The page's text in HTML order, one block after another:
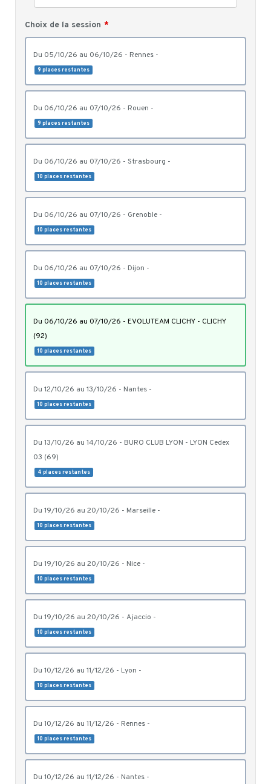
Choix de la session
du 05/10/26 au 06/10/26 - Rennes -
9 places restantes
du 06/10/26 au 07/10/26 - Rouen -
9 places restantes
du 06/10/26 au 07/10/26 - Strasbourg -
10 places restantes
du 06/10/26 au 07/10/26 - Grenoble -
10 places restantes
du 06/10/26 au 07/10/26 - Dijon -
10 places restantes
du 06/10/26 au 07/10/26 - EVOLUTEAM CLICHY - CLICHY
(92)
10 places restantes
du 12/10/26 au 13/10/26 - Nantes -
10 places restantes
du 13/10/26 au 14/10/26 - BURO CLUB LYON - LYON Cedex
03 (69)
4 places restantes
du 19/10/26 au 20/10/26 - Marseille -
10 places restantes
du 19/10/26 au 20/10/26 - Nice -
10 places restantes
du 19/10/26 au 20/10/26 - Ajaccio -
10 places restantes
du 10/12/26 au 11/12/26 - Lyon -
10 places restantes
du 10/12/26 au 11/12/26 - Rennes -
10 places restantes
du 10/12/26 au 11/12/26 - Nantes -